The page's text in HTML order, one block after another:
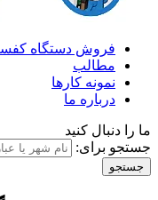
فروش دستگاه کفسابی
مطالب
نمونه کارها
درباره ما
ما را دنبال کنید
جستجو برای: